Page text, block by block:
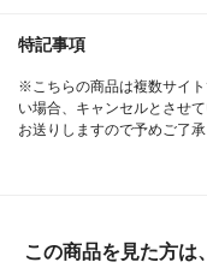
特記事項
※こちらの商品は複数サイ
い場合、キャンセルとさせ
お送りしますので予めご了承
この商品を見た方は